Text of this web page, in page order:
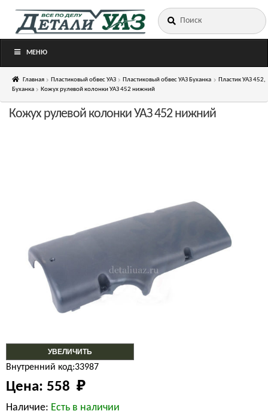
Перейти
Перейти
Искать:
МЕНЮ
Главная Пластиковый обвес УАЗ Пластиковый обвес УАЗ Буханка
Пластик УАЗ 452,
Буханка
Кожух рулевой колонки УАЗ 452 нижний
УВЕЛИЧИТЬ
Кожух рулевой колонки УАЗ 452 нижний
Внутренний код:33987
Цена: 558 ₽
Наличие: Есть в наличии